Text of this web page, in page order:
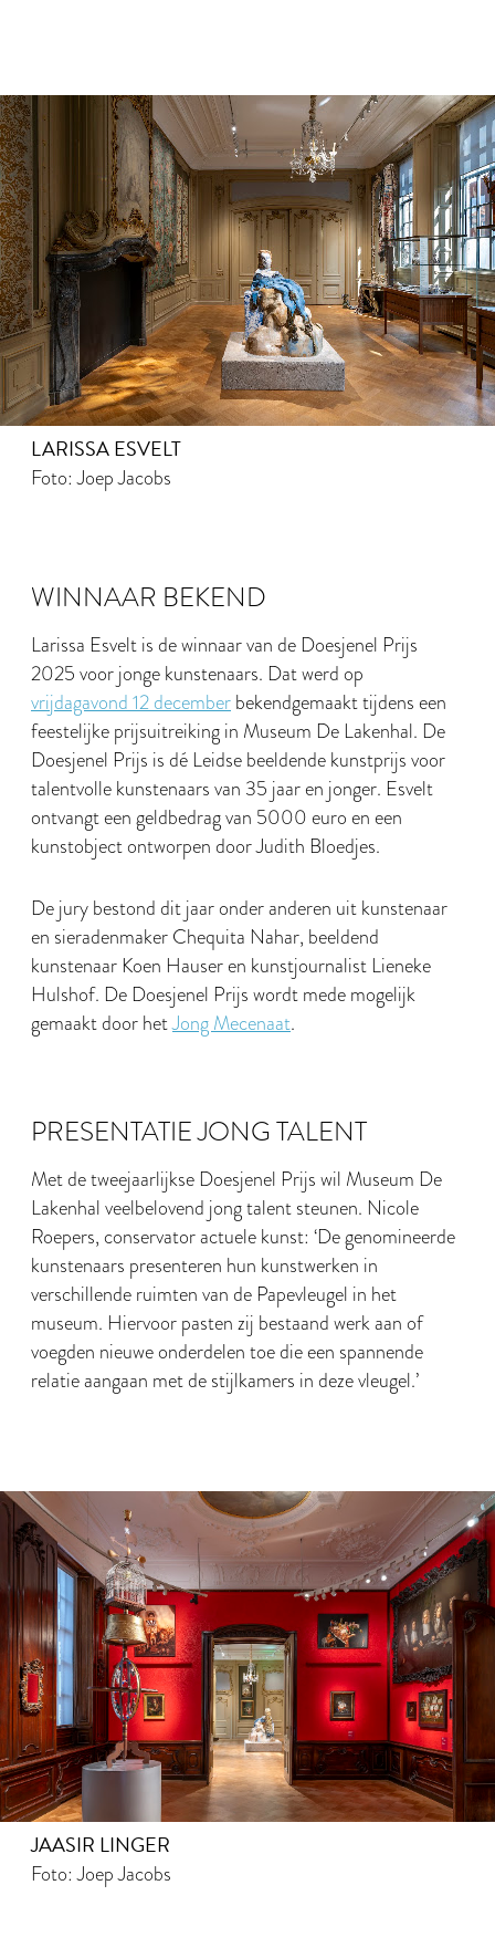
LARISSA ESVELT
Foto: Joep Jacobs
WINNAAR BEKEND
Larissa Esvelt is de winnaar van de Doesjenel Prijs
2025 voor jonge kunstenaars. Dat werd op
vrijdagavond 12 decemberbekendgemaakt tijdens een
feestelijke prijsuitreiking in Museum De Lakenhal. De
Doesjenel Prijs is dé Leidse beeldende kunstprijs voor
talentvolle kunstenaars van 35 jaar en jonger. Esvelt
ontvangt een geldbedrag van 5000 euro en een
kunstobject ontworpen door Judith Bloedjes.
De jury bestond dit jaar onder anderen uit kunstenaar
en sieradenmaker Chequita Nahar, beeldend
kunstenaar Koen Hauser en kunstjournalist Lieneke
Hulshof. De Doesjenel Prijs wordt mede mogelijk
gemaakt door hetJong Mecenaat.
PRESENTATIE JONG TALENT
Met de tweejaarlijkse Doesjenel Prijs wil Museum De
Lakenhal veelbelovend jong talent steunen. Nicole
Roepers, conservator actuele kunst: ‘De genomineerde
kunstenaars presenteren hun kunstwerken in
verschillende ruimten van de Papevleugel in het
museum. Hiervoor pasten zij bestaand werk aan of
voegden nieuwe onderdelen toe die een spannende
relatie aangaan met de stijlkamers in deze vleugel.’
JAASIR LINGER
Foto: Joep Jacobs